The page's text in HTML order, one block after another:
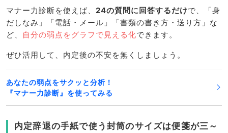
マナー力診断を使えば、 24の質問に回答するだけで、「身
だしなみ」「電話・メール」「書類の書き方・送り方」な
ど、
自分の弱点をグラフで見える化できます。
ぜひ活用して、内定後の不安を無くしましょう。
あなたの弱点をサクッと分析！
『マナー力診断』を使ってみる
内定辞退の手紙で使う封筒のサイズは便箋が三～